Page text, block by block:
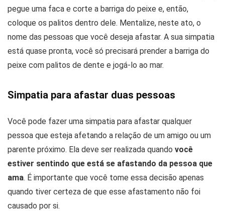
pegue uma faca e corte a barriga do peixe e, então,
coloque os palitos dentro dele. Mentalize, neste ato, o
nome das pessoas que você deseja afastar. A sua simpatia
está quase pronta, você só precisará prender a barriga do
peixe com palitos de dente e jogá-lo ao mar.
Simpatia para afastar duas pessoas
Você pode fazer uma simpatia para afastar qualquer
pessoa que esteja afetando a relação de um amigo ou um
parente próximo. Ela deve ser realizada quando você
estiver sentindo que está se afastando da pessoa que
ama. É importante que você tome essa decisão apenas
quando tiver certeza de que esse afastamento não foi
causado por si.